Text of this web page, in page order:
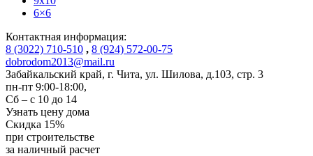
6×6
Контактная информация:
8 (3022) 710-510 , 8 (924) 572-00-75
dobrodom2013@mail.ru
Забайкальский край, г. Чита, ул. Шилова, д.103, стр. 3
пн-пт 9:00-18:00,
Сб – с 10 до 14
Узнать цену дома
Скидка 15%
при строительстве
за наличный расчет